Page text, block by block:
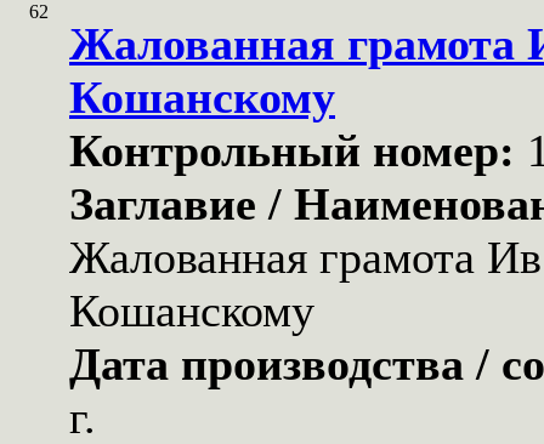
62
Жалованная грамота
Кошанскому
Контрольный номер:
Заглавие /
Жалованная грамота
Кошанскому
Дата производства /
г.